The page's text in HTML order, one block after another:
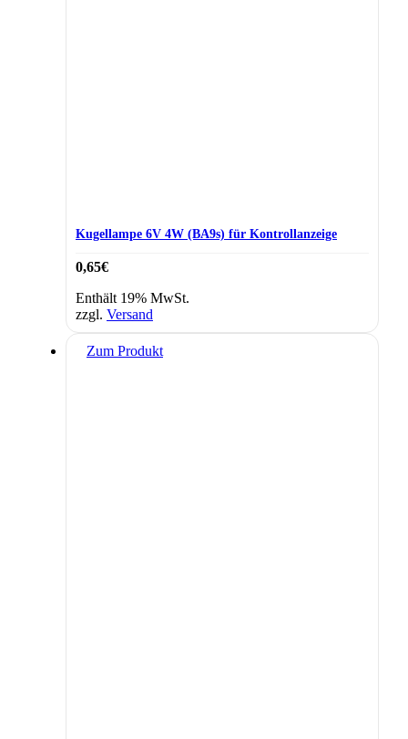
Kugellampe 6V 4W (BA9s) für Kontrollanzeige
0,65€
Enthält 19% MwSt.
zzgl. Versand
Zum Produkt